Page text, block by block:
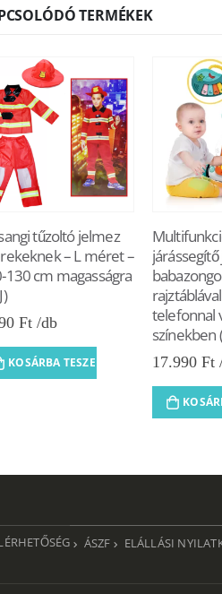
TERMÉKEK
tűzoltó jelmez
– L méret –
130 cm magasságra
Ft
KOSÁRBA TESZEM
telefonnal
színekben
17.990 Ft
ÁSZF ELÁLLÁSI